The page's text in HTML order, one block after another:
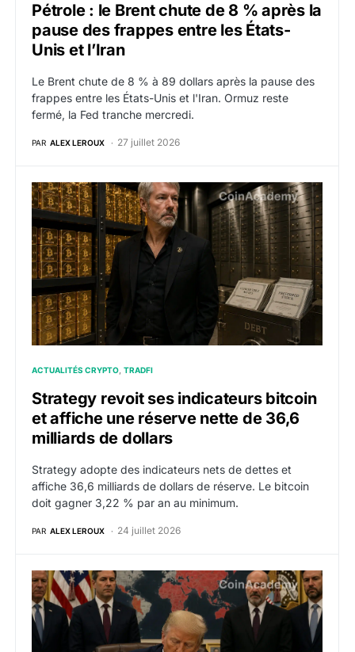
Pétrole : le Brent chute de 8 % après la
pause des frappes entre les États-
Unis et l’Iran
Le Brent chute de 8 % à 89 dollars après la pause des
frappes entre les États-Unis et l'Iran. Ormuz reste
fermé, la Fed tranche mercredi.
PAR ALEX LEROUX 27 juillet 2026
Strategy revoit ses indicateurs bitcoin et affiche une
ACTUALITÉS CRYPTO TRADFI
Strategy revoit ses indicateurs bitcoin
et affiche une réserve nette de 36,6
milliards de dollars
Strategy adopte des indicateurs nets de dettes et
affiche 36,6 milliards de dollars de réserve. Le bitcoin
doit gagner 3,22 % par an au minimum.
PAR ALEX LEROUX 24 juillet 2026
Trump frappe 60 pays de nouveaux droits de